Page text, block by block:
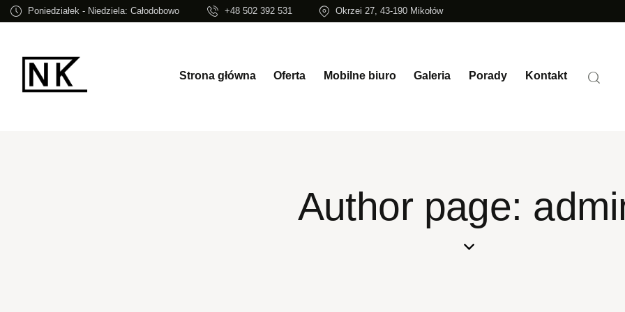
Poniedziałek - Niedziela: Całodobowo +48 502 392 531 Okrzei 27, 43-190 Mikołów
Strona główna Oferta Mobilne biuro Galeria Porady Kontakt
Author page: